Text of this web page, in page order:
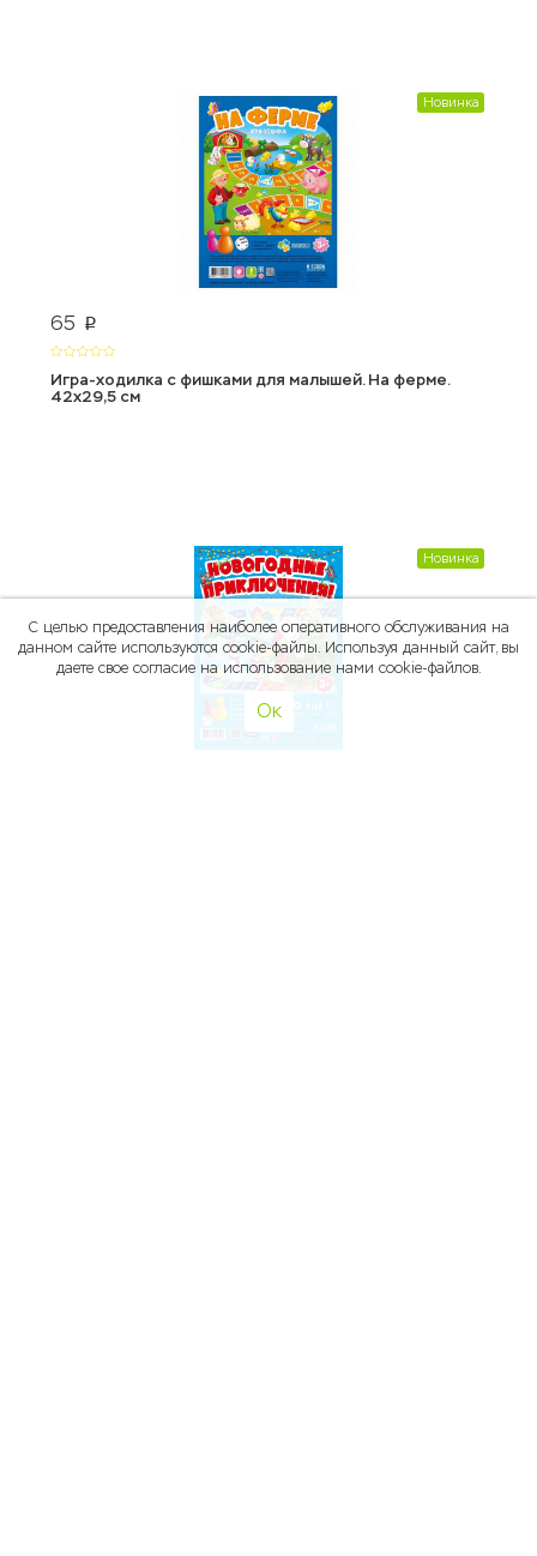
Новинка
65 p
Игра-ходилка с фишками для малышей. На ферме.
42х29,5 см
Новинка
С целью предоставления наиболее оперативного обслуживания на
данном сайте используются cookie-файлы. Используя данный сайт, вы
даете свое согласие на использование нами cookie-файлов.
Ок